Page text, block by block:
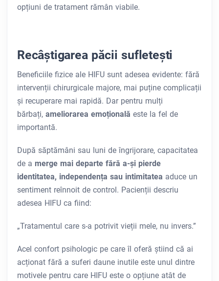
opțiuni de tratament rămân viabile.
Recâștigarea păcii sufletești
Beneficiile fizice ale HIFU sunt adesea evidente: fără
intervenții chirurgicale majore, mai puține complicații
și recuperare mai rapidă. Dar pentru mulți
bărbați, ameliorarea emoțională este la fel de
importantă.
După săptămâni sau luni de îngrijorare, capacitatea
de a merge mai departe fără a-și pierde
identitatea, independența sau intimitatea aduce un
sentiment reînnoit de control. Pacienții descriu
adesea HIFU ca fiind:
„Tratamentul care s-a potrivit vieții mele, nu invers.”
Acel confort psihologic pe care îl oferă știind că ai
acționat fără a suferi daune inutile este unul dintre
motivele pentru care HIFU este o opțiune atât de